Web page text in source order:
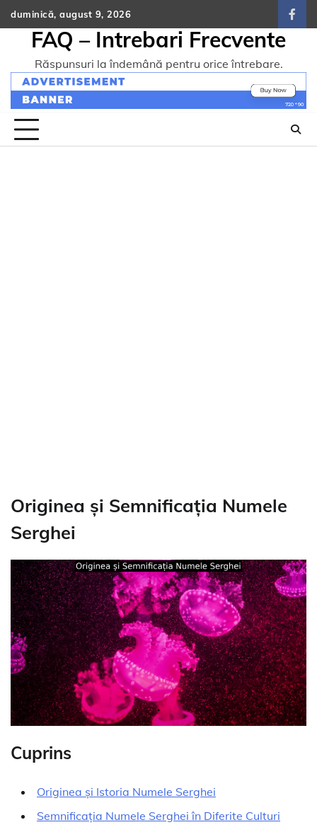
Skip
to
content
duminică, august 9, 2026
FAQ – Intrebari Frecvente
Răspunsuri la îndemână pentru orice întrebare.
Originea și Semnificația Numele
Serghei
Cuprins
Originea și Istoria Numele Serghei
Semnificația Numele Serghei în Diferite Culturi